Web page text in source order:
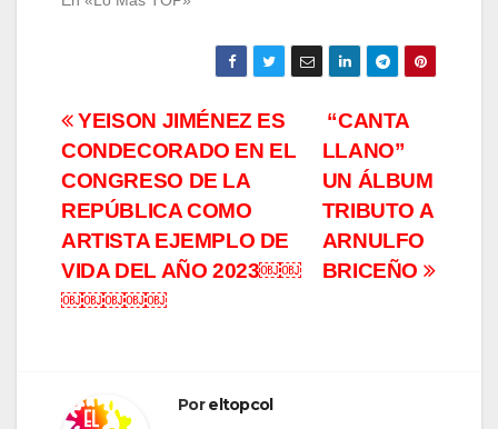
Navegación
de
entradas
“CANTA
LLANO”
UN ÁLBUM
TRIBUTO A
ARNULFO
BRICEÑO
YEISON JIMÉNEZ ES
CONDECORADO EN EL
CONGRESO DE LA
REPÚBLICA COMO
ARTISTA EJEMPLO DE
VIDA DEL AÑO 2023￼￼
￼￼￼￼￼
Poreltopcol